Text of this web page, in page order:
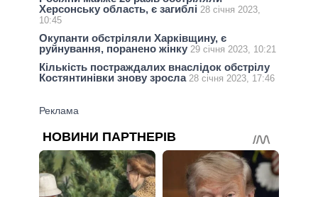
Херсонську область, є загиблі 28 січня 2023,
10:45
Окупанти обстріляли Харківщину, є
руйнування, поранено жінку 29 січня 2023, 10:21
Кількість постраждалих внаслідок обстрілу
Костянтинівки знову зросла 28 січня 2023, 17:46